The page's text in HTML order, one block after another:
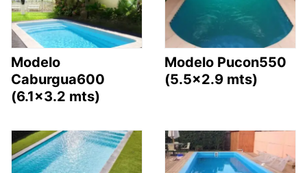
Modelo
Caburgua600
(6.1×3.2 mts)
Modelo Pucon550
(5.5×2.9 mts)